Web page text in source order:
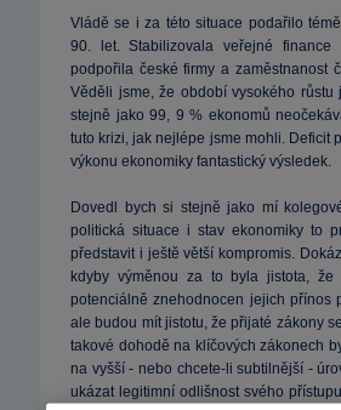
Vládě se i za této situace podařilo
90. let. Stabilizovala veřejné finance
podpořila české firmy a zaměstnanost
Věděli jsme, že období vysokého
stejně jako 99, 9 % ekonomů
tuto krizi, jak nejlépe jsme mohli. Deficit
výkonu ekonomiky fantastický výsledek.
Dovedl bych si stejně jako mí
politická situace i stav ekonomiky to
představit i ještě větší kompromis.
kdyby výměnou za to byla jistota,
potenciálně znehodnocen jejich
ale budou mít jistotu, že přijaté zákony
takové dohodě na klíčových zákonech
na vyšší - nebo chcete-li subtilnější -
ukázat legitimní odlišnost svého